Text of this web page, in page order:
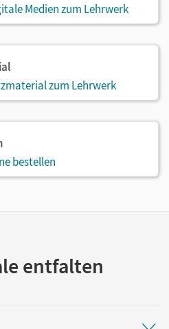
Medien zum Lehrwerk
zum Lehrwerk
bestellen
entfalten